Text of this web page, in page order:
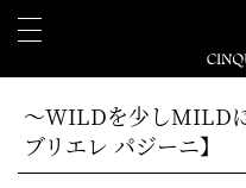
～WILDを少しMILDに
ブリエレ パジーニ】